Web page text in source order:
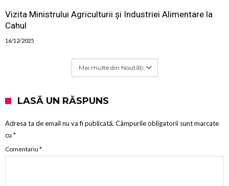
Vizita Ministrului Agriculturii și Industriei Alimentare la
Cahul
16/12/2025
Mai multe din Noutăți
LASĂ UN RĂSPUNS
Adresa ta de email nu va fi publicată. Câmpurile obligatorii sunt marcate
cu *
Comentariu *